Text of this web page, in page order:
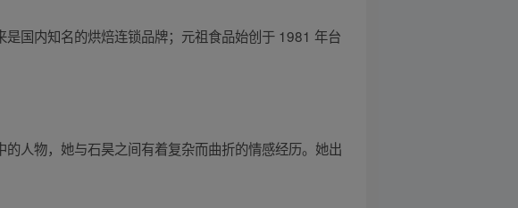
国内知名的烘焙连锁品牌；元祖食品始创于 1981 年台
人物，她与石昊之间有着复杂而曲折的情感经历。她出